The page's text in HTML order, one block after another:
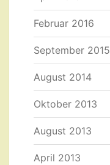
Februar 2016
September 2015
August 2014
Oktober 2013
August 2013
April 2013